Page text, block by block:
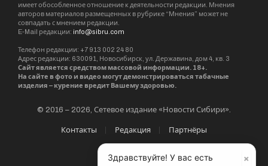
имеет обособленное отношение к деятельности редакции. Мнения
авторов материалов размещенных в рубрике “Мнения” может не
совпадать с мнением редакции.
E-Mail редакции: info@sibru.com
Телефон редакции: +7 913 002 24 80
Адрес редакции: 630091, Новосибирск, ул. Державина, дом 4, кв. 3
Сайт является средством массовой информации. 18+.
На сайте в фото и видео могут демонстрироваться табачные
изделия – курение вредит Вашему здоровью.
© 2016 – 2026, Сетевое издание «Новости Сибири».
Контакты Редакция Партнёры
×
Здравствуйте! У вас есть